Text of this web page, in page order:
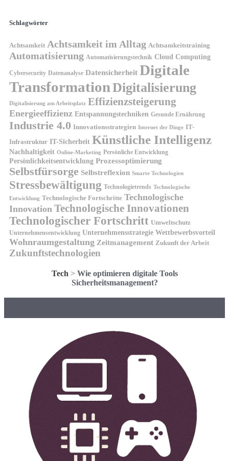
Schlagwörter
Achtsamkeit Achtsamkeit im Alltag Achtsamkeitstraining
Automatisierung Automatisierungstechnik Cloud Computing
Cybersecurity Datenanalyse Datensicherheit Digitale
TransformationDigitalisierung
Digitalisierung am Arbeitsplatz Effizienzsteigerung
Energieeffizienz Entspannungstechniken Gesunde Ernährung
Industrie 4.0 Innovationsstrategien Internet der Dinge IT-
Infrastruktur IT-Sicherheit Künstliche Intelligenz
Nachhaltigkeit Online-Marketing Persönliche Entwicklung
Persönlichkeitsentwicklung Prozessoptimierung
Selbstfürsorge Selbstreflexion Smarte Technologien
Stressbewältigung Technologietrends Technologische
Entwicklung Technologische Fortschritte Technologische
Innovation Technologische Innovationen
Technologischer Fortschritt Umweltschutz
Unternehmensentwicklung Unternehmensstrategie Wettbewerbsvorteil
Wohnraumgestaltung Zeitmanagement Zukunft der Arbeit
Zukunftstechnologien
Tech > Wie optimieren digitale Tools
Sicherheitsmanagement?